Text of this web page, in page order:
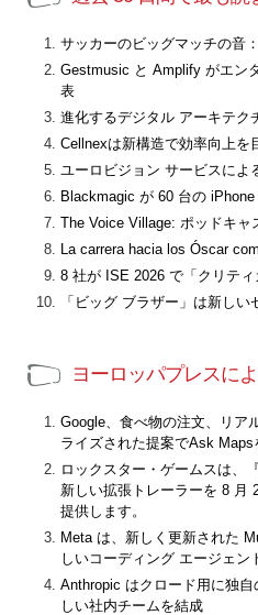
サッカーのビッグマッチの音
Gestmusic と Amplify がエン
表
進化するデジタル アーキテク
Cellnexは新構造で効率向上を
ユーロビジョン サービスによ
Blackmagic が 60 台の
The Voice Village: ポッドキャ
La carrera hacia los Óscar
8 社が ISE 2026 で「クリティ
「ビッグ ブラザー」は新し
ヨーロッパプレスに
Google、食べ物の注文、リア
ライズされた提案でAsk Maps
ロックスター・ゲームスは、
新しい拡張トレーラーを 8 月
提供します。
Meta は、新しく更新された
しいコーディング エージェン
Anthropic はクロード用に独
しい社内チームを結成